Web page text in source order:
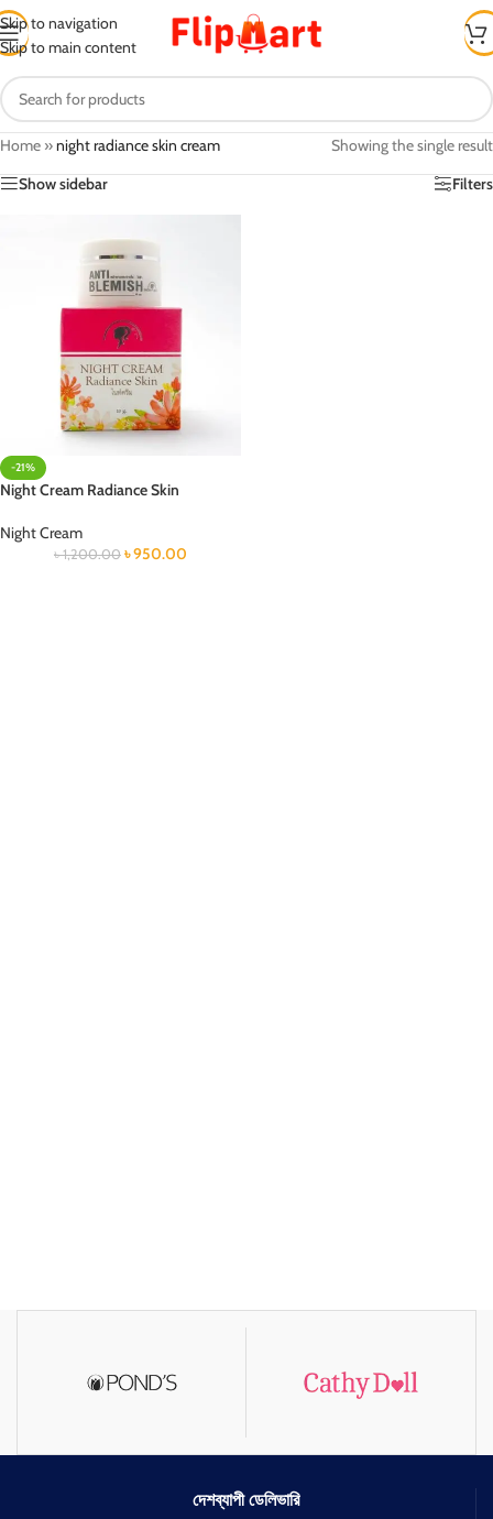
Skip to navigation
Skip to main content
Home »night radiance skin cream
Showing the single result
Show sidebar
Filters
-21%
Night Cream Radiance Skin
Night Cream
৳1,200.00 ৳950.00
দেশব্যাপী ডেলিভারি